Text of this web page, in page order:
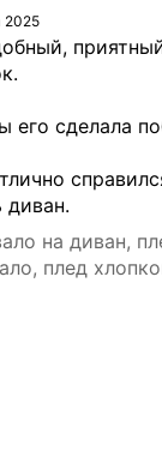
2025
его сделала
диван.
на диван,
плед
для
90X180